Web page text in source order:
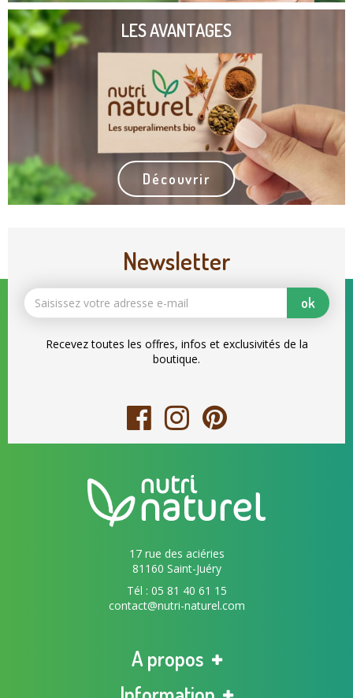
LES AVANTAGES
Découvrir
Newsletter
ok
Recevez toutes les offres, infos et exclusivités de la
boutique.
17 rue des aciéries
81160 Saint-Juéry
Tél : 05 81 40 61 15
contact@nutri-naturel.com
A propos